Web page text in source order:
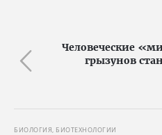
Человеческие
грызунов
БИОЛОГИЯ, БИОТЕХНОЛОГИИ